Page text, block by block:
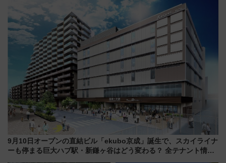
府･柳川の旅！YouTubeが公開
に
通り」も一新
9月10日オープンの直結ビル「ekubo京成」誕生で、スカイライナ
ーも停まる巨大ハブ駅・新鎌ヶ谷はどう変わる？ 全テナント情報